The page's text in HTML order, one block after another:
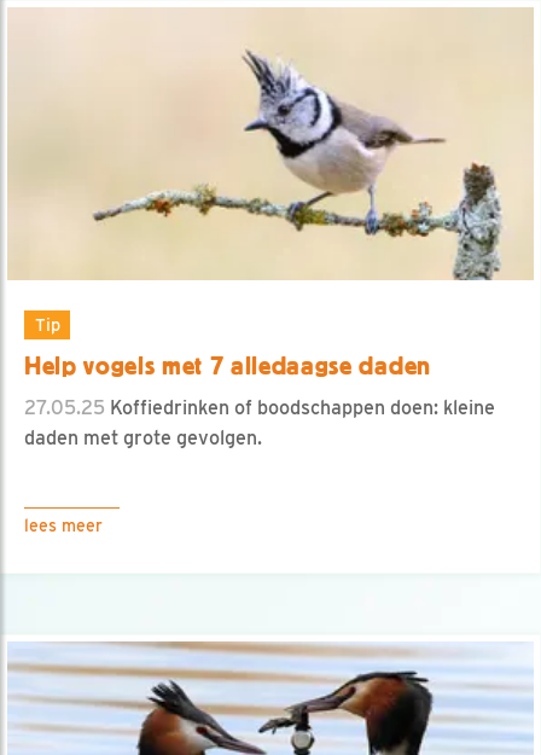
Tip
Help vogels met 7 alledaagse daden
27.05.25 Koffiedrinken of boodschappen doen: kleine
daden met grote gevolgen.
lees meer